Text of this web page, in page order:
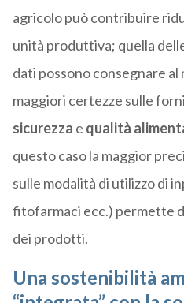
agricolo può contribuire
unità produttiva; quella
dati possono consegnare
maggiori certezze sulle
sicurezza e qualità
questo caso la maggior
sulle modalità di utilizzo di
fitofarmaci ecc.) permette
dei prodotti.
Una sostenibilità